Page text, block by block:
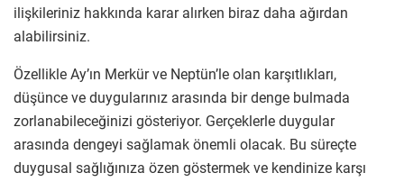
ilişkileriniz hakkında karar alırken biraz daha ağırdan
alabilirsiniz.
Özellikle Ay’ın Merkür ve Neptün’le olan karşıtlıkları,
düşünce ve duygularınız arasında bir denge bulmada
zorlanabileceğinizi gösteriyor. Gerçeklerle duygular
arasında dengeyi sağlamak önemli olacak. Bu süreçte
duygusal sağlığınıza özen göstermek ve kendinize karşı